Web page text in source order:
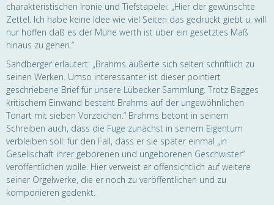
charakteristischen Ironie und Tiefstapelei: „Hier der gewünschte
Zettel. Ich habe keine Idee wie viel Seiten das gedruckt giebt u. will
nur hoffen daß es der Mühe werth ist über ein gesetztes Maß
hinaus zu gehen.“
Sandberger erläutert: „Brahms äußerte sich selten schriftlich zu
seinen Werken. Umso interessanter ist dieser pointiert
geschriebene Brief für unsere Lübecker Sammlung. Trotz Bagges
kritischem Einwand besteht Brahms auf der ungewöhn­lichen
Tonart mit sieben Vorzeichen.“ Brahms betont in seinem
Schreiben auch, dass die Fuge zunächst in seinem Eigentum
verbleiben soll: für den Fall, dass er sie später einmal „in
Gesellschaft ihrer geborenen und ungeborenen Geschwister“
veröffentlichen wolle. Hier verweist er offensichtlich auf weitere
seiner Orgelwerke, die er noch zu veröffentlichen und zu
komponieren gedenkt.